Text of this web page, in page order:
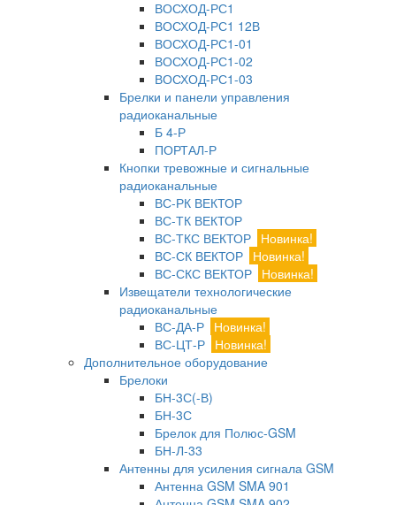
ВОСХОД-РС1
ВОСХОД-РС1 12В
ВОСХОД-РС1-01
ВОСХОД-РС1-02
ВОСХОД-РС1-03
Брелки и панели управления
радиоканальные
Б 4-Р
ПОРТАЛ-Р
Кнопки тревожные и сигнальные
радиоканальные
ВС-РК ВЕКТОР
ВС-ТК ВЕКТОР
ВС-ТКС ВЕКТОР Новинка!
ВС-СК ВЕКТОР Новинка!
ВС-СКС ВЕКТОР Новинка!
Извещатели технологические
радиоканальные
ВС-ДА-Р Новинка!
ВС-ЦТ-Р Новинка!
Дополнительное оборудование
Брелоки
БН-3С(-В)
БН-3С
Брелок для Полюс-GSM
БН-Л-33
Антенны для усиления сигнала GSM
Антенна GSM SMA 901